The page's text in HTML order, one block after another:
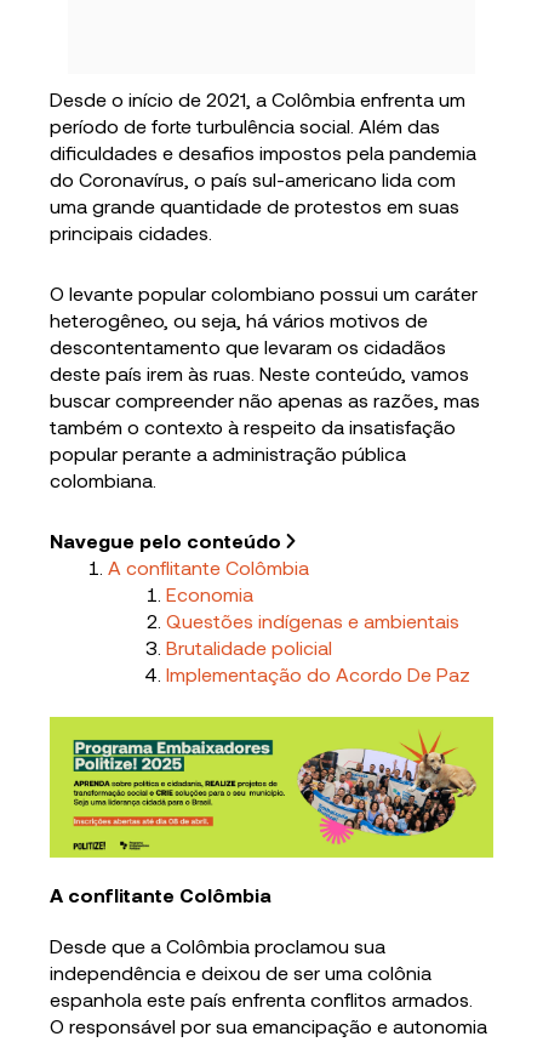
Desde o início de 2021, a Colômbia enfrenta um
período de forte turbulência social. Além das
dificuldades e desafios impostos pela pandemia
do Coronavírus, o país sul-americano lida com
uma grande quantidade de protestos em suas
principais cidades.
O levante popular colombiano possui um caráter
heterogêneo, ou seja, há vários motivos de
descontentamento que levaram os cidadãos
deste país irem às ruas. Neste conteúdo, vamos
buscar compreender não apenas as razões, mas
também o contexto à respeito da insatisfação
popular perante a administração pública
colombiana.
Navegue pelo conteúdo
A conflitante Colômbia
Economia
Questões indígenas e ambientais
Brutalidade policial
Implementação do Acordo De Paz
A conflitante Colômbia
Desde que a Colômbia proclamou sua
independência e deixou de ser uma colônia
espanhola este país enfrenta conflitos armados.
O responsável por sua emancipação e autonomia